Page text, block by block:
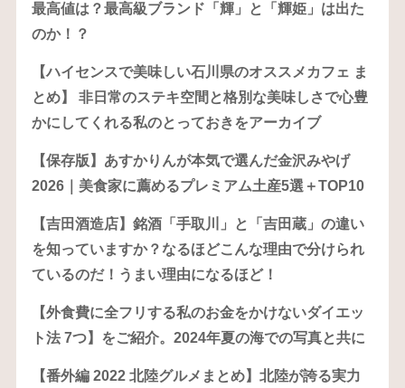
最高値は？最高級ブランド「輝」と「輝姫」は出た
のか！？
【ハイセンスで美味しい石川県のオススメカフェ ま
とめ】 非日常のステキ空間と格別な美味しさで心豊
かにしてくれる私のとっておきをアーカイブ
【保存版】あすかりんが本気で選んだ金沢みやげ
2026｜美食家に薦めるプレミアム土産5選＋TOP10
【吉田酒造店】銘酒「手取川」と「吉田蔵」の違い
を知っていますか？なるほどこんな理由で分けられ
ているのだ！うまい理由になるほど！
【外食費に全フリする私のお金をかけないダイエッ
ト法 7つ】をご紹介。2024年夏の海での写真と共に
【番外編 2022 北陸グルメまとめ】北陸が誇る実力